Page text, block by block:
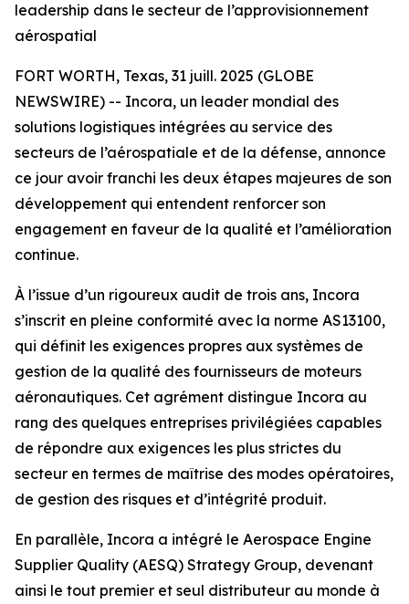
leadership dans le secteur de l’approvisionnement
aérospatial
FORT WORTH, Texas, 31 juill. 2025 (GLOBE
NEWSWIRE) -- Incora, un leader mondial des
solutions logistiques intégrées au service des
secteurs de l’aérospatiale et de la défense, annonce
ce jour avoir franchi les deux étapes majeures de son
développement qui entendent renforcer son
engagement en faveur de la qualité et l’amélioration
continue.
À l’issue d’un rigoureux audit de trois ans, Incora
s’inscrit en pleine conformité avec la norme AS13100,
qui définit les exigences propres aux systèmes de
gestion de la qualité des fournisseurs de moteurs
aéronautiques. Cet agrément distingue Incora au
rang des quelques entreprises privilégiées capables
de répondre aux exigences les plus strictes du
secteur en termes de maîtrise des modes opératoires,
de gestion des risques et d’intégrité produit.
En parallèle, Incora a intégré le Aerospace Engine
Supplier Quality (AESQ) Strategy Group, devenant
ainsi le tout premier et seul distributeur au monde à